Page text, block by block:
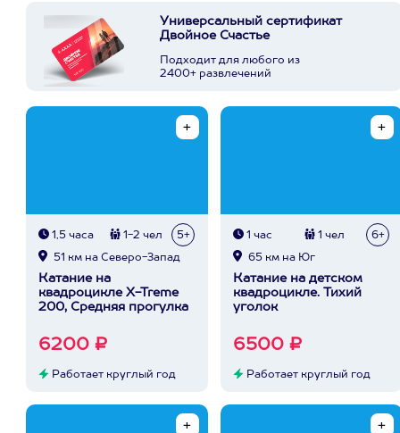
Универсальный сертификат
Двойное Счастье
Подходит для любого из
2400+ развлечений
1,5 часа 1-2 чел 5+
51 км на Северо-Запад
Катание на
квадроцикле X-Treme
200, Средняя прогулка
6200 ₽
Работает круглый год
1 час 1 чел 6+
65 км на Юг
Катание на детском
квадроцикле. Тихий
уголок
6500 ₽
Работает круглый год